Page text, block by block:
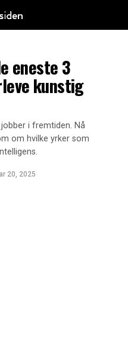
eneste 3
kunstig
i fremtiden. Nå
om hvilke yrker som
20, 2025